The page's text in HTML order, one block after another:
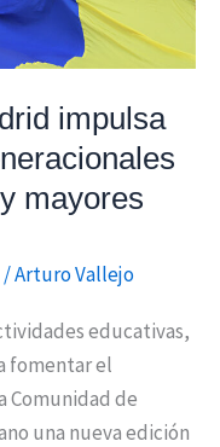
impulsa
mayores
/Arturo Vallejo
educativas,
fomentar el
Comunidad de
una nueva edición